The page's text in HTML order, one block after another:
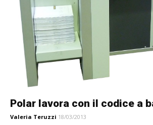
Polar lavora con il codice a
Valeria Teruzzi 18/03/2013